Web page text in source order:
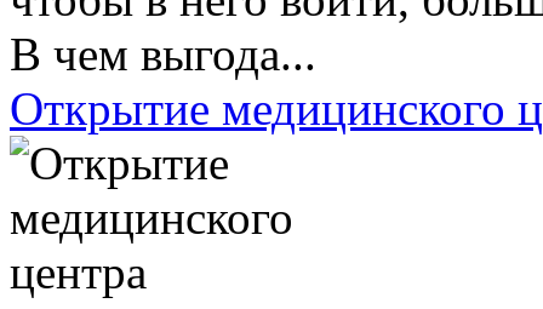
В чем выгода...
Открытие медицинского